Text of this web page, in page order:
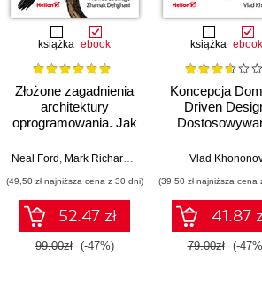
książka ebook
Złożone zagadnienia
architektury
oprogramowania. Jak
kompromisy i
decyzje
Neal Ford , Mark Richards Pramod Sadalage,
(49,50 zł najniższa cena z 30 dni)
52.47 zł
99.00zł (-47%)
książka ebook
Koncepcja
Driven
do strategii
Vlad
(39,50 zł najniższa cena
41.87
79.00zł (-